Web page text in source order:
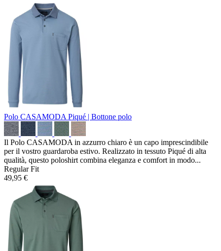
Polo CASAMODA Piqué | Bottone polo
Il Polo CASAMODA in azzurro chiaro è un capo imprescindibile
per il vostro guardaroba estivo. Realizzato in tessuto Piqué di alta
qualità, questo poloshirt combina eleganza e comfort in modo...
Regular Fit
49,95 €